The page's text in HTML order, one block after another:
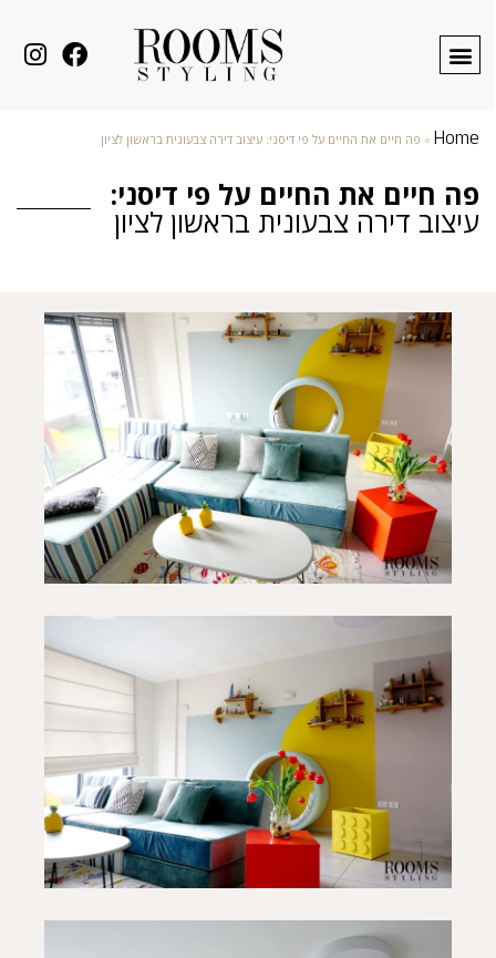
Home
» פה חיים את החיים על פי דיסני: עיצוב דירה צבעונית בראשון לציון
פה חיים את החיים על פי דיסני:
עיצוב דירה צבעונית בראשון לציון